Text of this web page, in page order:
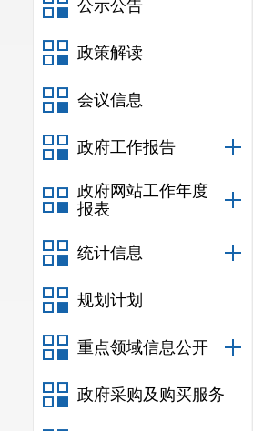
公示公告
政策解读
会议信息
政府工作报告
政府网站工作年度
报表
统计信息
规划计划
重点领域信息公开
政府采购及购买服务